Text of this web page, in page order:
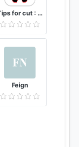
Tips for cut : Cap Video editor
Feign